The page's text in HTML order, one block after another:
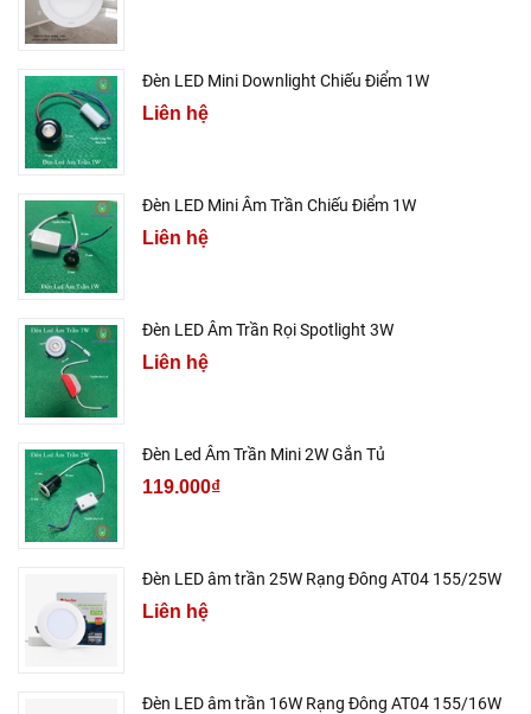
Đèn LED Mini Downlight Chiếu Điểm 1W
Liên hệ
Đèn LED Mini Âm Trần Chiếu Điểm 1W
Liên hệ
Đèn LED Âm Trần Rọi Spotlight 3W
Liên hệ
Đèn Led Âm Trần Mini 2W Gắn Tủ
119.000₫
Đèn LED âm trần 25W Rạng Đông AT04 155/25W
Liên hệ
Đèn LED âm trần 16W Rạng Đông AT04 155/16W